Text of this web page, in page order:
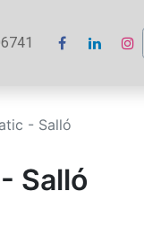
- Salló
Salló